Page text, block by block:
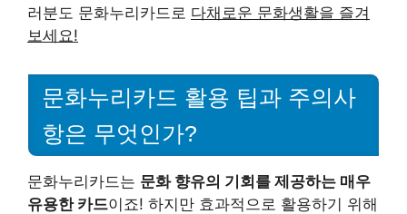
러분도 문화누리카드로 다채로운 문화생활을 즐겨
보세요!
문화누리카드 활용 팁과 주의사
항은 무엇인가?
문화누리카드는 문화 향유의 기회를 제공하는 매우
유용한 카드이죠! 하지만 효과적으로 활용하기 위해